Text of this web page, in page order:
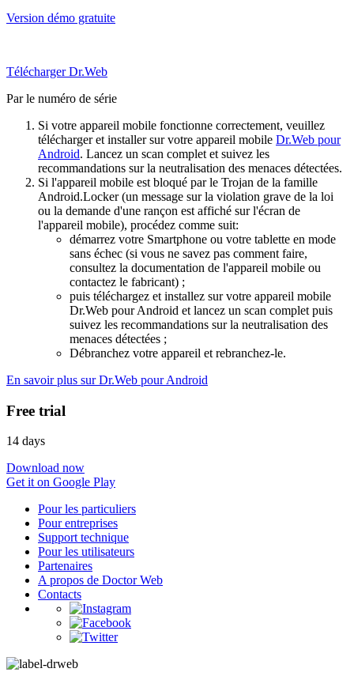
Version démo gratuite
Télécharger Dr.Web
Par le numéro de série
Si votre appareil mobile fonctionne correctement, veuillez
télécharger et installer sur votre appareil mobile Dr.Web pour
Android. Lancez un scan complet et suivez les
recommandations sur la neutralisation des menaces détectées.
Si l'appareil mobile est bloqué par le Trojan de la famille
Android.Locker (un message sur la violation grave de la loi
ou la demande d'une rançon est affiché sur l'écran de
l'appareil mobile), procédez comme suit:
démarrez votre Smartphone ou votre tablette en mode
sans échec (si vous ne savez pas comment faire,
consultez la documentation de l'appareil mobile ou
contactez le fabricant) ;
puis téléchargez et installez sur votre appareil mobile
Dr.Web pour Android et lancez un scan complet puis
suivez les recommandations sur la neutralisation des
menaces détectées ;
Débranchez votre appareil et rebranchez-le.
En savoir plus sur Dr.Web pour Android
Free trial
14 days
Download now
Get it on Google Play
Pour les particuliers
Pour entreprises
Support technique
Pour les utilisateurs
Partenaires
A propos de Doctor Web
Contacts